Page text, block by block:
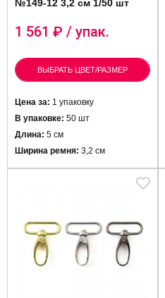
№149-12 3,2 см 1/50 шт
1 561 ₽ / упак.
ВЫБРАТЬ ЦВЕТ/РАЗМЕР
Цена за: 1 упаковку
В упаковке: 50 шт
Длина: 5 см
Ширина ремня: 3,2 см